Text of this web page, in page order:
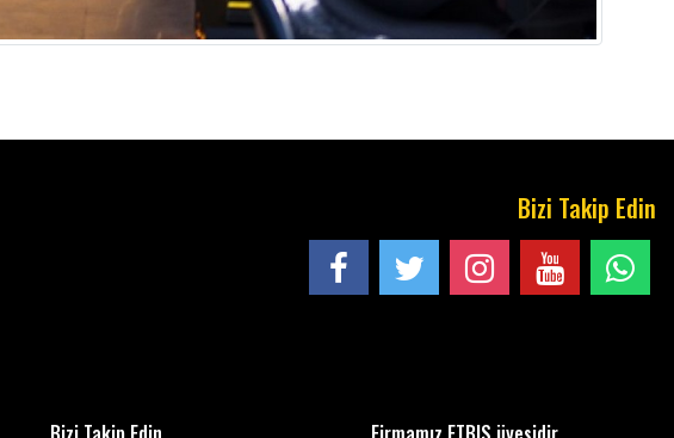
Bizi Takip Edin